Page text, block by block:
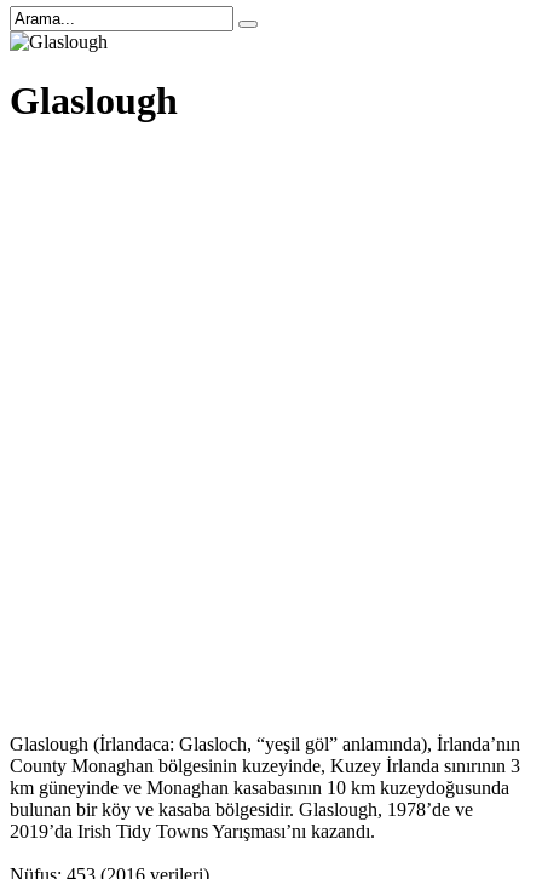
Glaslough
Glaslough (İrlandaca: Glasloch, “yeşil göl” anlamında), İrlanda’nın
County Monaghan bölgesinin kuzeyinde, Kuzey İrlanda sınırının 3
km güneyinde ve Monaghan kasabasının 10 km kuzeydoğusunda
bulunan bir köy ve kasaba bölgesidir. Glaslough, 1978’de ve
2019’da Irish Tidy Towns Yarışması’nı kazandı.
Nüfus: 453 (2016 verileri)